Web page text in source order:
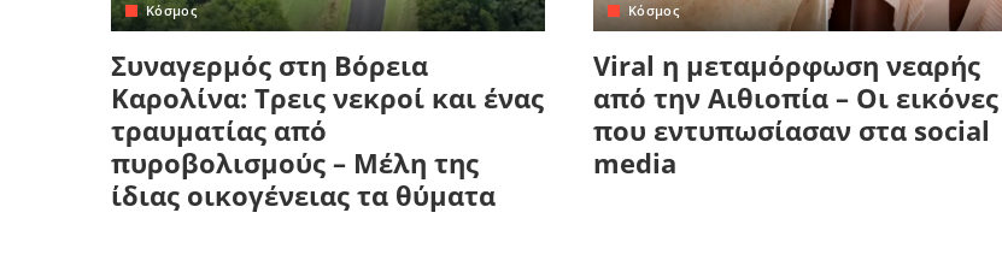
Κόσμος
Συναγερμός στη Βόρεια
Καρολίνα: Τρεις νεκροί και ένας
τραυματίας από
πυροβολισμούς – Μέλη της
ίδιας οικογένειας τα θύματα
Κόσμος
Viral η μεταμόρφωση νεαρής
από την Αιθιοπία – Οι εικόνες
που εντυπωσίασαν στα social
media